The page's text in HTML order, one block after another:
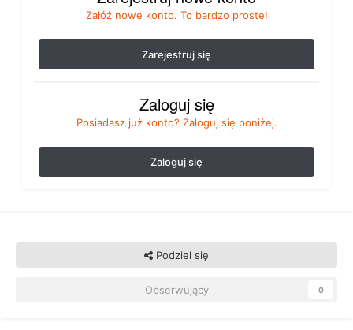
Załóż nowe konto. To bardzo proste!
Zarejestruj się
Zaloguj się
Posiadasz już konto? Zaloguj się poniżej.
Zaloguj się
Podziel się
Obserwujący 0